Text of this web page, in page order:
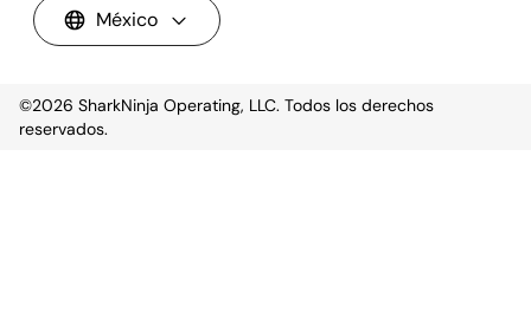
México
©2026 SharkNinja Operating, LLC. Todos los derechos
reservados.